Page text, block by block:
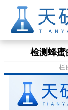
检测蜂蜜
栏